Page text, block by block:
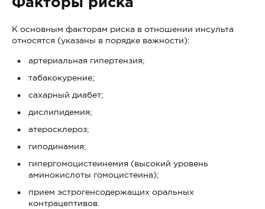
К основным факторам риска в отношении инсульта
относятся (указаны в порядке важности):
артериальная гипертензия;
табакокурение;
сахарный диабет;
дислипидемия;
атеросклероз;
гиподинамия;
гипергомоцистеинемия (высокий уровень
аминокислоты гомоцистеина);
прием эстрогенсодержащих оральных
контрацептивов.